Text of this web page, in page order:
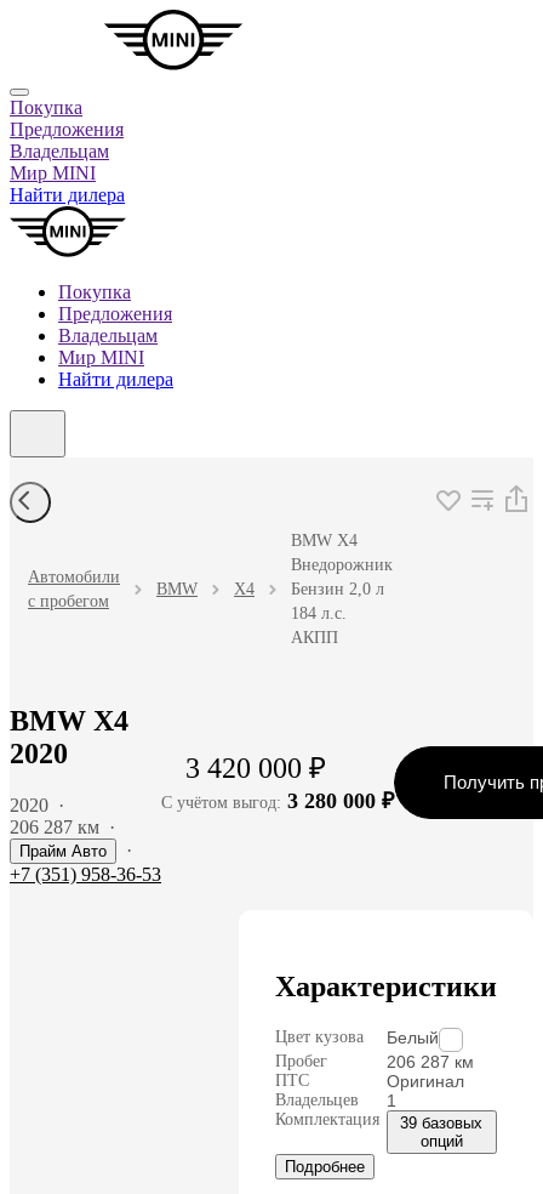
Покупка
Предложения
Владельцам
Мир MINI
Найти дилера
Покупка
Предложения
Владельцам
Мир MINI
Найти дилера
Автомобили
с пробегом
BMW X4
BMW X4
Внедорожник
Бензин 2,0 л
184 л.с.
АКПП
BMW X4
2020
2020 ·
206 287 км ·
Прайм Авто
·
+7 (351) 958-36-53
3 420 000 ₽
С учётом выгод: 3 280 000 ₽
Получить
Характеристики
Цвет кузова Белый
Пробег 206 287 км
ПТС Оригинал
Владельцев 1
Комплектация
39 базовых
опций
Подробнее